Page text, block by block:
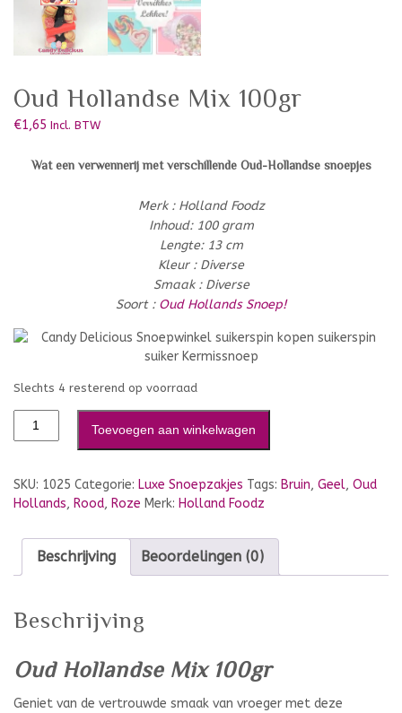
Oud Hollandse Mix 100gr
€1,65 Incl. BTW
Wat een verwennerij met verschillende Oud-Hollandse snoepjes
Merk : Holland Foodz
Inhoud: 100 gram
Lengte: 13 cm
Kleur : Diverse
Smaak : Diverse
Soort : Oud Hollands Snoep!
Slechts 4 resterend op voorraad
Toevoegen aan winkelwagen
SKU: 1025 Categorie: Luxe Snoepzakjes Tags: Bruin, Geel, Oud
Hollands, Rood, Roze Merk: Holland Foodz
Beschrijving Beoordelingen (0)
Beschrijving
Oud Hollandse Mix 100gr
Geniet van de vertrouwde smaak van vroeger met deze